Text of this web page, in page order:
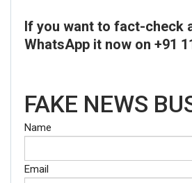
If you want to fact-check
WhatsApp it now on +91
FAKE NEWS
Name
Email